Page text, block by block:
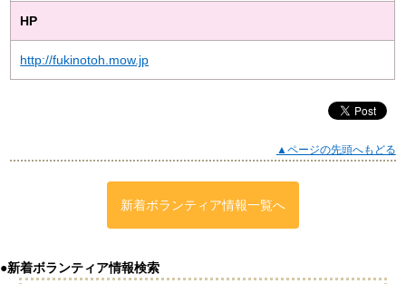
HP
http://fukinotoh.mow.jp
▲ページの先頭へもどる
新着ボランティア情報一覧へ
●新着ボランティア情報検索